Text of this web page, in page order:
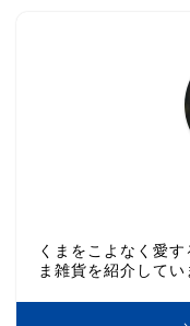
くまをこよなく愛
ま雑貨を紹介してい